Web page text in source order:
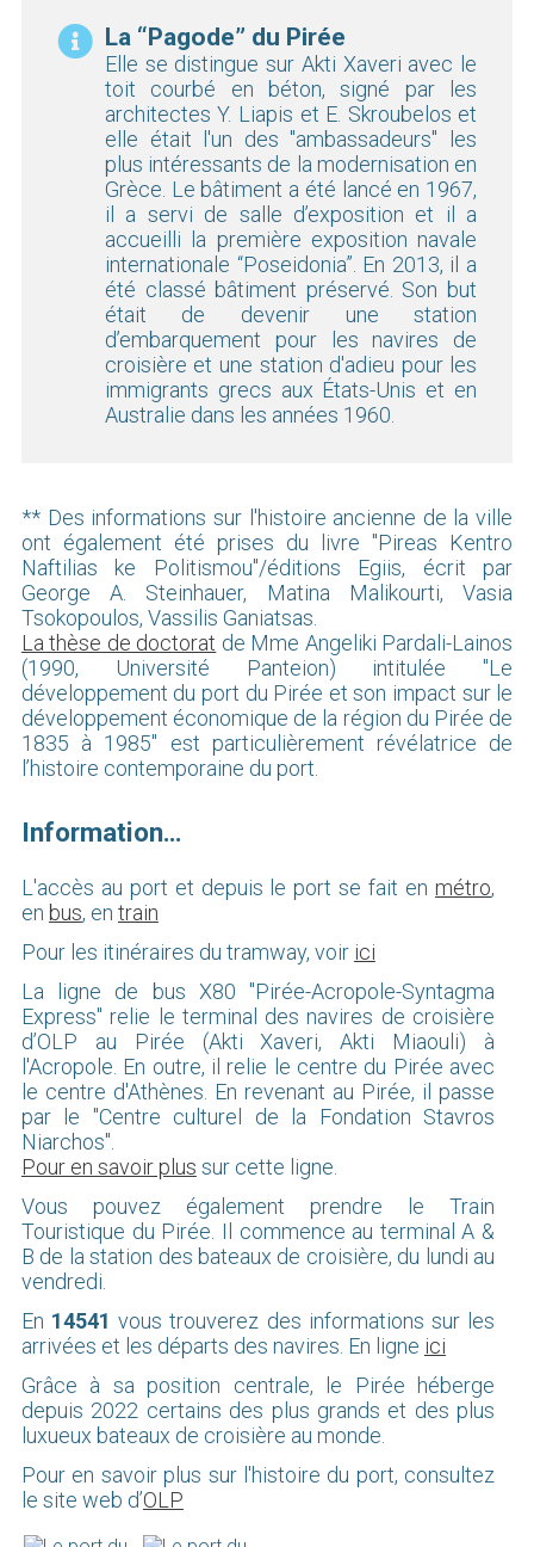
La “Pagode” du Pirée
Elle se distingue sur Akti Xaveri avec le
toit courbé en béton, signé par les
architectes Y. Liapis et E. Skroubelos et
elle était l'un des "ambassadeurs" les
plus intéressants de la modernisation en
Grèce. Le bâtiment a été lancé en 1967,
il a servi de salle d’exposition et il a
accueilli la première exposition navale
internationale “Poseidonia”. En 2013, il a
été classé bâtiment préservé. Son but
était de devenir une station
d’embarquement pour les navires de
croisière et une station d'adieu pour les
immigrants grecs aux États-Unis et en
Australie dans les années 1960.
** Des informations sur l'histoire ancienne de la ville
ont également été prises du livre "Pireas Kentro
Naftilias ke Politismou"/éditions Egiis, écrit par
George A. Steinhauer, Matina Malikourti, Vasia
Tsokopoulos, Vassilis Ganiatsas.
La thèse de doctorat de Mme Angeliki Pardali-Lainos
(1990, Université Panteion) intitulée "Le
développement du port du Pirée et son impact sur le
développement économique de la région du Pirée de
1835 à 1985" est particulièrement révélatrice de
l’histoire contemporaine du port.
Information…
L'accès au port et depuis le port se fait en métro,
en bus, en train
Pour les itinéraires du tramway, voir ici
La ligne de bus X80 "Pirée-Acropole-Syntagma
Express" relie le terminal des navires de croisière
d’OLP au Pirée (Akti Xaveri, Akti Miaouli) à
l'Acropole. En outre, il relie le centre du Pirée avec
le centre d'Athènes. En revenant au Pirée, il passe
par le "Centre culturel de la Fondation Stavros
Niarchos".
Pour en savoir plus sur cette ligne.
Vous pouvez également prendre le Train
Touristique du Pirée. Il commence au terminal A &
B de la station des bateaux de croisière, du lundi au
vendredi.
En 14541vous trouverez des informations sur les
arrivées et les départs des navires. En ligne ici
Grâce à sa position centrale, le Pirée héberge
depuis 2022 certains des plus grands et des plus
luxueux bateaux de croisière au monde.
Pour en savoir plus sur l'histoire du port, consultez
le site web d’OLP